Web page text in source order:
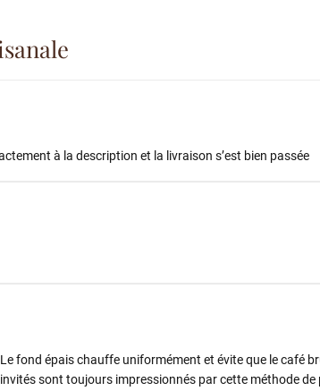
à la description et la livraison s’est bien passée
fond épais chauffe uniformément et évite que le café
sont toujours impressionnés par cette méthode